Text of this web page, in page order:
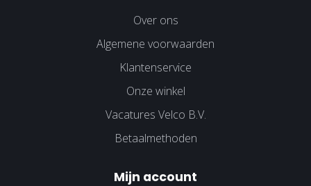
Over ons
Algemene voorwaarden
Klantenservice
Onze winkel
Vacatures Velco B.V.
Betaalmethoden
Mijn account